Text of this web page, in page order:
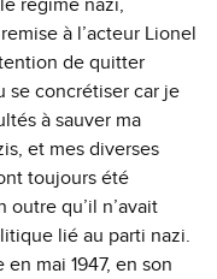
à l’acteur Lionel
de quitter
se concrétiser car je
à sauver ma
et mes diverses
toujours été
outre qu’il n’avait
lié au parti nazi.
mai 1947, en son